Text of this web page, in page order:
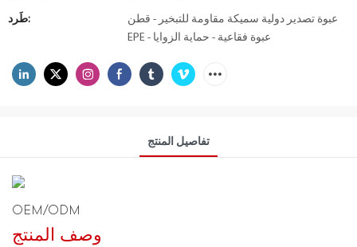
طَرد:
عبوة تصدير دولية سميكة مقاومة للتبخير - قطن
EPE - عبوة فقاعية - حماية الزوايا
تفاصيل المنتج
OEM/ODM
وصف المنتج